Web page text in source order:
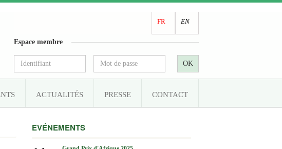
EN
FR
Espace membre
OK
CONTACT
PRESSE
ACTUALITÉS
EVÉNEMENTS